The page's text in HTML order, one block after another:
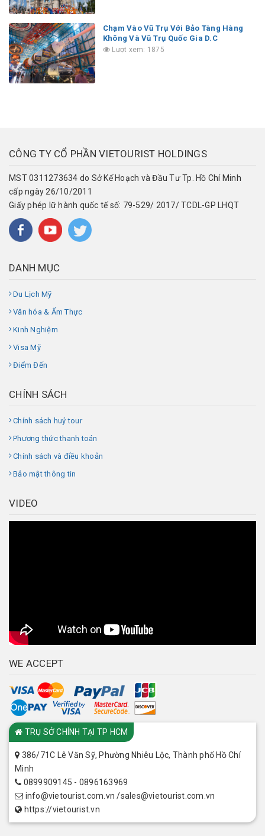
Chạm Vào Vũ Trụ Với Bảo Tàng Hàng
Không Và Vũ Trụ Quốc Gia D.C
Lượt xem: 1875
CÔNG TY CỔ PHẦN VIETOURIST HOLDINGS
MST 0311273634 do Sở Kế Hoạch và Đầu Tư Tp. Hồ Chí Minh
cấp ngày 26/10/2011
Giấy phép lữ hành quốc tế số: 79-529/ 2017/ TCDL-GP LHQT
DANH MỤC
Du Lịch Mỹ
Văn hóa & Ẩm Thực
Kinh Nghiệm
Visa Mỹ
Điểm Đến
CHÍNH SÁCH
Chính sách huỷ tour
Phương thức thanh toán
Chính sách và điều khoản
Bảo mật thông tin
VIDEO
WE ACCEPT
CHI NHÁNH
TRỤ SỞ CHÍNH TẠI TP HCM
386/71C Lê Văn Sỹ, Phường Nhiêu Lộc, Thành phố Hồ Chí
Minh
0899909145 - 0896163969
info@vietourist.com.vn /sales@vietourist.com.vn
https://vietourist.vn